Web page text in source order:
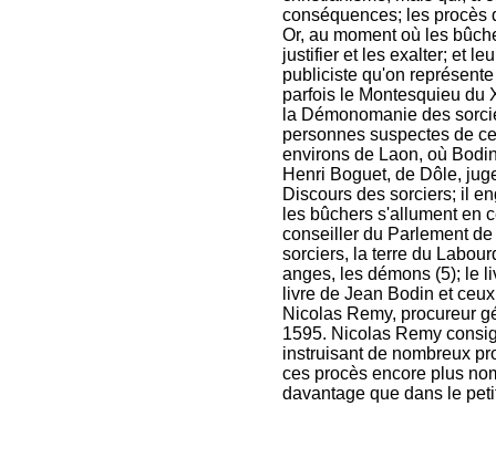
conséquences; les procès
Or, au moment où les
justifier et les exalter; et
publiciste qu'on
parfois le Montesquieu du
la Démonomanie des
personnes suspectes de
environs de Laon, où
Henri Boguet, de Dôle,
Discours des sorciers; il
les bûchers s'allument en
conseiller du Parlement
sorciers, la terre du
anges, les démons (5); le
livre de Jean Bodin et
Nicolas Remy, procureur
1595. Nicolas Remy
instruisant de nombreux
ces procès encore plus
davantage que dans le